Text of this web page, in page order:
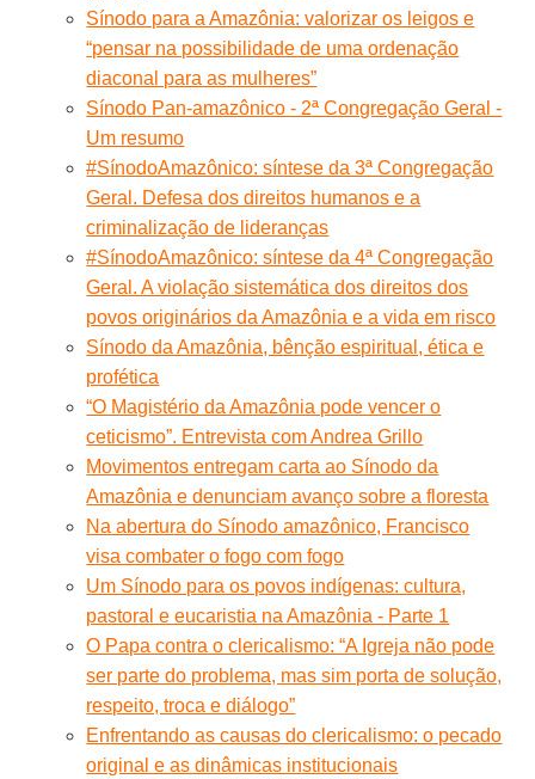
Sínodo para a Amazônia: valorizar os leigos e
“pensar na possibilidade de uma ordenação
diaconal para as mulheres”
Sínodo Pan-amazônico - 2ª Congregação Geral -
Um resumo
#SínodoAmazônico: síntese da 3ª Congregação
Geral. Defesa dos direitos humanos e a
criminalização de lideranças
#SínodoAmazônico: síntese da 4ª Congregação
Geral. A violação sistemática dos direitos dos
povos originários da Amazônia e a vida em risco
Sínodo da Amazônia, bênção espiritual, ética e
profética
“O Magistério da Amazônia pode vencer o
ceticismo”. Entrevista com Andrea Grillo
Movimentos entregam carta ao Sínodo da
Amazônia e denunciam avanço sobre a floresta
Na abertura do Sínodo amazônico, Francisco
visa combater o fogo com fogo
Um Sínodo para os povos indígenas: cultura,
pastoral e eucaristia na Amazônia - Parte 1
O Papa contra o clericalismo: “A Igreja não pode
ser parte do problema, mas sim porta de solução,
respeito, troca e diálogo”
Enfrentando as causas do clericalismo: o pecado
original e as dinâmicas institucionais